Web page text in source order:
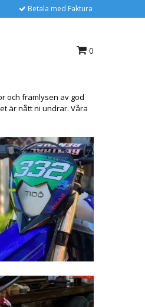
Betala med Faktura
0
och framlysen av god
är nått ni undrar. Våra